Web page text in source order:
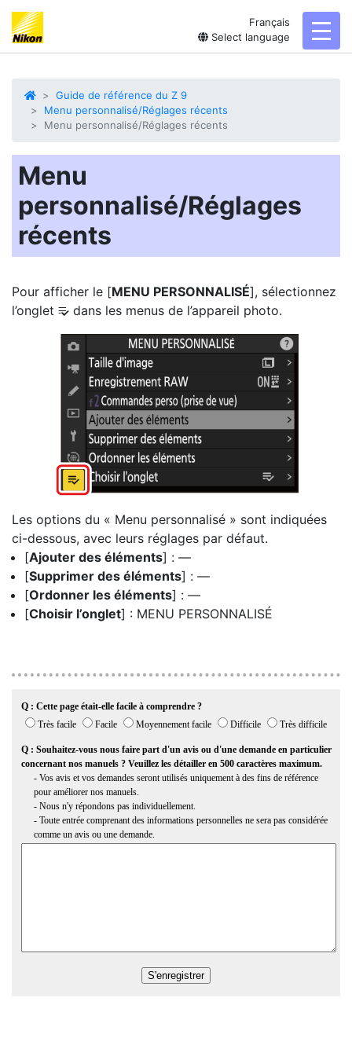
Français
Select language
Guide de référence du Z 9
Menu personnalisé/Réglages récents
Menu personnalisé/Réglages récents
Menu
personnalisé/Réglages
récents
Pour afficher le [MENU PERSONNALISÉ], sélectionnez
l’onglet O dans les menus de l’appareil photo.
Les options du « Menu personnalisé » sont indiquées
ci-dessous, avec leurs réglages par défaut.
[Ajouter des éléments] : —
[Supprimer des éléments] : —
[Ordonner les éléments] : —
[Choisir l’onglet] : MENU PERSONNALISÉ